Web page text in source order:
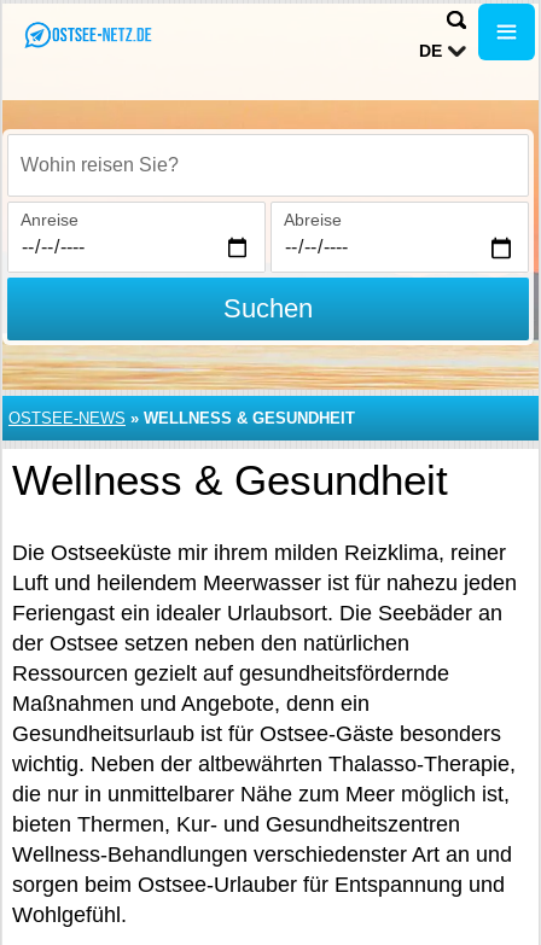
DE
Wohin reisen Sie?
Anreise Abreise
Suchen
OSTSEE-NEWS » WELLNESS & GESUNDHEIT
Wellness & Gesundheit
Die Ostseeküste mir ihrem milden Reizklima, reiner
Luft und heilendem Meerwasser ist für nahezu jeden
Feriengast ein idealer Urlaubsort. Die Seebäder an
der Ostsee setzen neben den natürlichen
Ressourcen gezielt auf gesundheitsfördernde
Maßnahmen und Angebote, denn ein
Gesundheitsurlaub ist für Ostsee-Gäste besonders
wichtig. Neben der altbewährten Thalasso-Therapie,
die nur in unmittelbarer Nähe zum Meer möglich ist,
bieten Thermen, Kur- und Gesundheitszentren
Wellness-Behandlungen verschiedenster Art an und
sorgen beim Ostsee-Urlauber für Entspannung und
Wohlgefühl.